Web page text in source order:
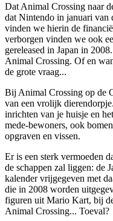
Dat Animal Crossing naar
dat Nintendo in januari van
vinden we hierin de
verborgen vinden we ook
gereleased in Japan in
Animal Crossing. Of en
de grote vraag...
Bij Animal Crossing op de
van een vrolijk
inrichten van je huisje en
mede-bewoners, ook
opgraven en vissen.
Er is een sterk vermoeden
de schappen zal liggen: de
kalender vrijgegeven met
die in 2008 worden
figuren uit Mario Kart, bij
Animal Crossing... Toeval?